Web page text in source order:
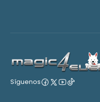
Síguenos